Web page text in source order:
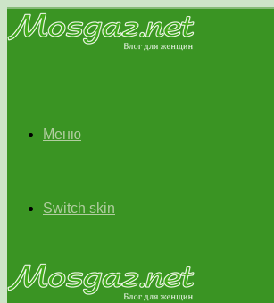
Меню
Switch skin